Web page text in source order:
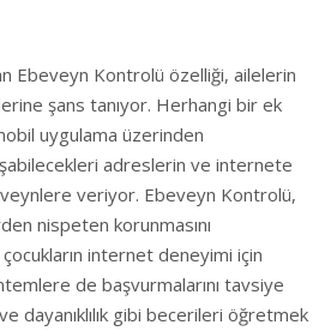
Ebeveyn Kontrolü özelliği, ailelerin
şans tanıyor. Herhangi bir ek
uygulama üzerinden
adreslerin ve internete
veriyor. Ebeveyn Kontrolü,
nispeten korunmasını
internet deneyimi için
de başvurmalarını tavsiye
dayanıklılık gibi becerileri öğretmek